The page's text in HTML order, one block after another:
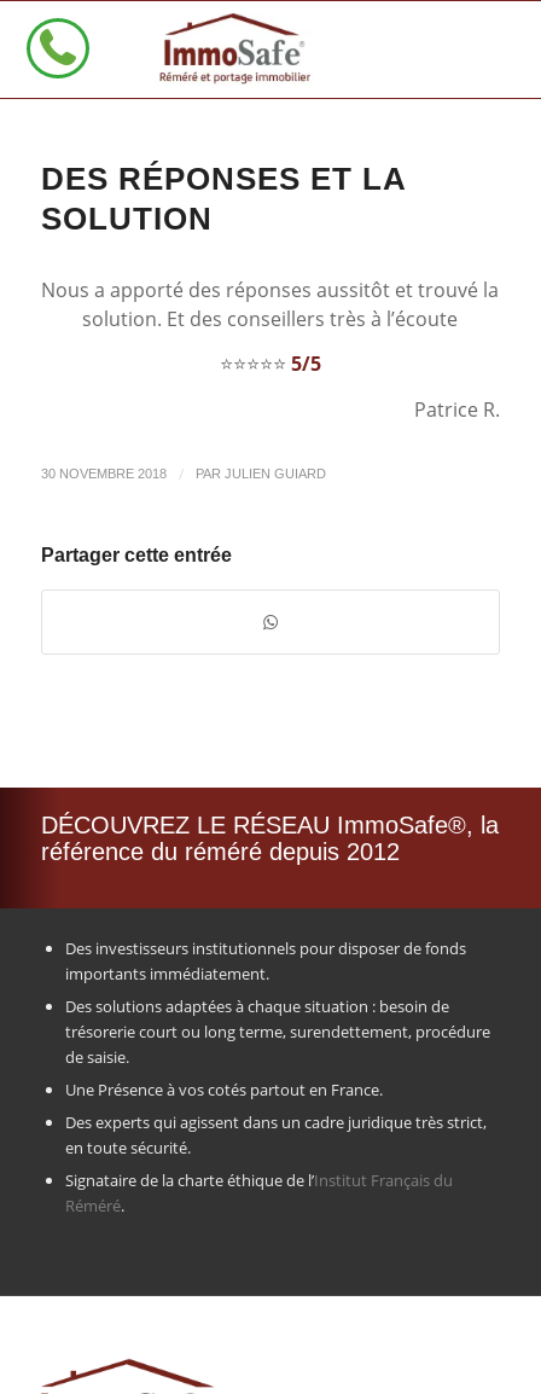
DES RÉPONSES ET LA
SOLUTION
Nous a apporté des réponses aussitôt et trouvé la
solution. Et des conseillers très à l’écoute
⭐⭐⭐⭐⭐ 5/5
Patrice R.
30 NOVEMBRE 2018 / PAR JULIEN GUIARD
Partager cette entrée
DÉCOUVREZ LE RÉSEAU ImmoSafe®, la
référence du réméré depuis 2012
Des investisseurs institutionnels pour disposer de fonds
importants immédiatement.
Des solutions adaptées à chaque situation : besoin de
trésorerie court ou long terme, surendettement, procédure
de saisie.
Une Présence à vos cotés partout en France.
Des experts qui agissent dans un cadre juridique très strict,
en toute sécurité.
Signataire de la charte éthique de l’Institut Français du
Réméré.